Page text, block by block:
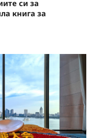
си за
книга за